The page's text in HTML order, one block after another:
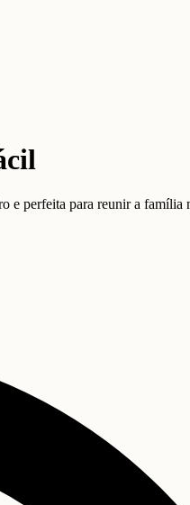
e perfeita para reunir a